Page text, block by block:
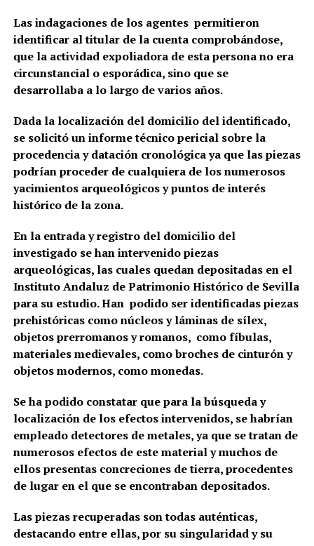
Las indagaciones de los agentes permitieron
identificar al titular de la cuenta comprobándose,
que la actividad expoliadora de esta persona no era
circunstancial o esporádica, sino que se
desarrollaba a lo largo de varios años.
Dada la localización del domicilio del identificado,
se solicitó un informe técnico pericial sobre la
procedencia y datación cronológica ya que las piezas
podrían proceder de cualquiera de los numerosos
yacimientos arqueológicos y puntos de interés
histórico de la zona.
En la entrada y registro del domicilio del
investigado se han intervenido piezas
arqueológicas, las cuales quedan depositadas en el
Instituto Andaluz de Patrimonio Histórico de Sevilla
para su estudio. Han podido ser identificadas piezas
prehistóricas como núcleos y láminas de sílex,
objetos prerromanos y romanos, como fíbulas,
materiales medievales, como broches de cinturón y
objetos modernos, como monedas.
Se ha podido constatar que para la búsqueda y
localización de los efectos intervenidos, se habrían
empleado detectores de metales, ya que se tratan de
numerosos efectos de este material y muchos de
ellos presentas concreciones de tierra, procedentes
de lugar en el que se encontraban depositados.
Las piezas recuperadas son todas auténticas,
destacando entre ellas, por su singularidad y su